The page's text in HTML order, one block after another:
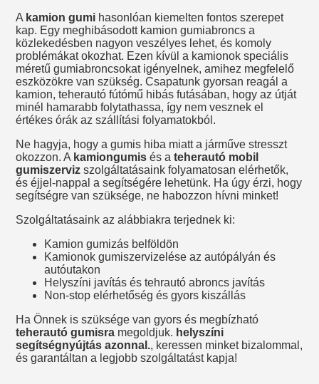
A kamion gumi hasonlóan kiemelten fontos szerepet
kap. Egy meghibásodott kamion gumiabroncs a
közlekedésben nagyon veszélyes lehet, és komoly
problémákat okozhat. Ezen kívül a kamionok speciális
méretű gumiabroncsokat igényelnek, amihez megfelelő
eszközökre van szükség. Csapatunk gyorsan reagál a
kamion, teherautó fútómű hibás futásában, hogy az útját
minél hamarabb folytathassa, így nem vesznek el
értékes órák az szállítási folyamatokból.
Ne hagyja, hogy a gumis hiba miatt a járműve stresszt
okozzon. A kamiongumis és ateherautó mobil
gumiszerviz szolgáltatásaink folyamatosan elérhetők,
és éjjel-nappal a segítségére lehetünk. Ha úgy érzi, hogy
segítségre van szüksége, ne habozzon hívni minket!
Szolgáltatásaink az alábbiakra terjednek ki:
Kamion gumizás belföldön
Kamionok gumiszervizelése az autópályán és
autóutakon
Helyszíni javítás és tehrautó abroncs javítás
Non-stop elérhetőség és gyors kiszállás
Ha Önnek is szüksége van gyors és megbízható
teherautó gumisra megoldjuk. helyszíni
segítségnyújtás azonnal., keressen minket bizalommal,
és garantáltan a legjobb szolgáltatást kapja!